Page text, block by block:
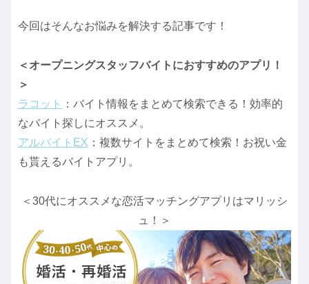
今回はそんなお悩みを解決する記事です！
＜オープニングスタッフバイトにおすすめのアプリ！
＞
ラコット
：バイト情報をまとめて検索できる！効率的
なバイト探しにオススメ。
アルバイトEX ：複数サイトをまとめて検索！お祝い金
も貰えるバイトアプリ。
＜30代にオススメな恋活マッチングアプリはマリッシ
ュ！＞